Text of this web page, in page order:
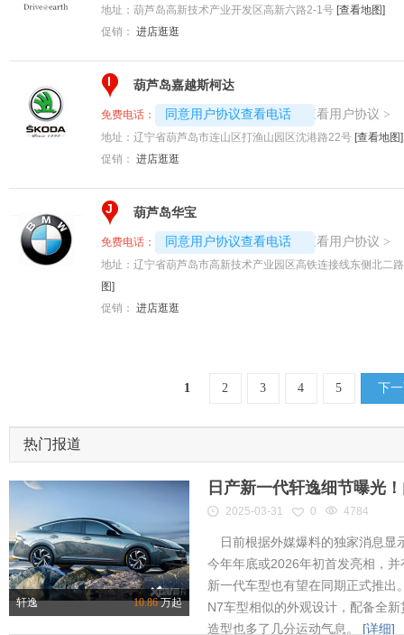
地址： 葫芦岛高新技术产业开发区高新六路2-1号 [查看地图]
促销： 进店逛逛
I 葫芦岛嘉越斯柯达
免费电话： 同意用户协议查看电话
4008194313-4057 查看用户协议 >
地址： 辽宁省葫芦岛市连山区打渔山园区沈港路22号 [查看地图]
促销： 进店逛逛
J 葫芦岛华宝
免费电话： 同意用户协议查看电话
4008192696-7797 查看用户协议 >
地址： 辽宁省葫芦岛市高新技术产业园区高铁连接线东侧北二
图]
促销： 进店逛逛
1 2 3 4 5 下
热门报道
轩逸 10.86万起
日产新一代轩逸细节曝光
2025-03-31 0 4784
日前根据外媒爆料的独家消息显
今年年底或2026年初首发亮相，
新一代车型也有望在同期正式推出
N7车型相似的外观设计，配备全
造型也多了几分运动气息。 [详细]